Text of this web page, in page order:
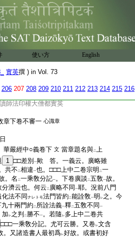
使い方 English
實英撰 ) in Vol. 73
206 207 208 209 210 211 212 213 214 215 216
性諦 ト云 一切諸法皆冥性以爲
云モ一 自體カ
アレハコソ一ナレトテ。自
計ヲナス也。今義同
之也如何 答。
自體 ヲ 法自性
云也。一多廣□□シテ。大
通 スル 事ハ 法爾自然道理□法自性如 是ナルヲハ
是彼法自性如是 也。但於難者。佛法
一 也
三年 丁巳 三月十一日
師法印權大僧都實英
章下卷不審一 心識章
華嚴經中○義卷下 文 當章題名與二上
1 □□差別 一歟 答。一義云。廣略雖
共不 二相違一也。□□□上中二卷宗明 二一
。名 二一乘敎分記一。下卷廣談 二五敎一故。
分濟云也。何云 二 廣略不同 一耶。況前八門
化法不同 ナレトモ法門皆約 二能詮敎一明 レ之。今
九十兩門約 二 所詮法義一釋二五敎不同 一
加 レ之判 二 勝不一。若隨 レ多上中二卷共
□□□一乘敎分記。尤可云勝。又卷レ文含
。又諸造書人最初爲レ好故。或書初好